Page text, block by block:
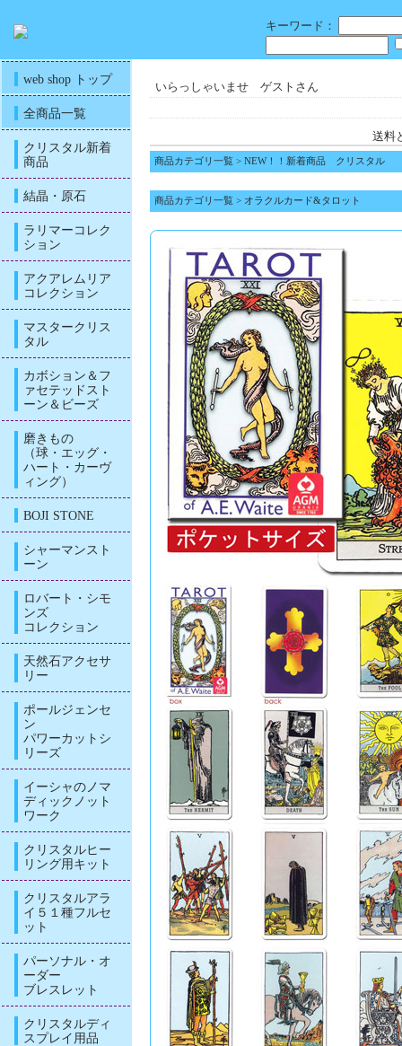
キーワード：
web shop トップ
全商品一覧
クリスタル新着
商品
結晶・原石
ラリマーコレク
ション
アクアレムリア
コレクション
マスタークリス
タル
カボション＆フ
ァセテッドスト
ーン＆ビーズ
磨きもの
（球・エッグ・
ハート・カーヴ
ィング）
BOJI STONE
シャーマンスト
ーン
ロバート・シモ
ンズ
コレクション
天然石アクセサ
リー
ポールジェンセ
ン
パワーカットシ
リーズ
イーシャのノマ
ディックノット
ワーク
クリスタルヒー
リング用キット
クリスタルアラ
イ５１種フルセ
ット
パーソナル・オ
ーダー
ブレスレット
クリスタルディ
スプレイ用品
いらっしゃいませ ゲストさん
送料
商品カテゴリ一覧 > NEW！！新着商品 クリスタル
商品カテゴリ一覧 > オラクルカード&タロット